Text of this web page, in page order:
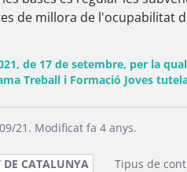
de millora de l'ocupabilitat
de 17 de setembre, per la
Treball i Formació Joves
21. Modificat fa 4 anys.
DE CATALUNYA
Tipus de